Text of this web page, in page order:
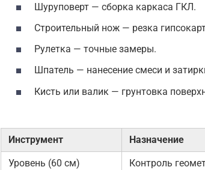
Шуруповерт — сборка каркаса ГКЛ.
Строительный нож — резка
Рулетка — точные замеры.
Шпатель — нанесение смеси и
Кисть или валик — грунтовка
Инструмент Назначение
Уровень (60 см) Контроль